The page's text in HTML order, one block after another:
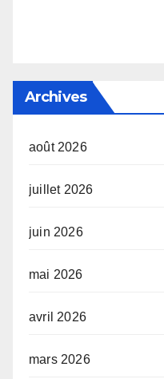
Archives
août 2026
juillet 2026
juin 2026
mai 2026
avril 2026
mars 2026